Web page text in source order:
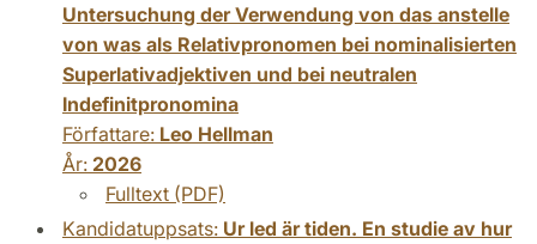
Untersuchung der Verwendung von das anstelle
von was als Relativpronomen bei nominalisierten
Superlativadjektiven und bei neutralen
Indefinitpronomina
Författare: Leo Hellman
År: 2026
Fulltext (PDF)
Kandidatuppsats: Ur led är tiden. En studie av hur